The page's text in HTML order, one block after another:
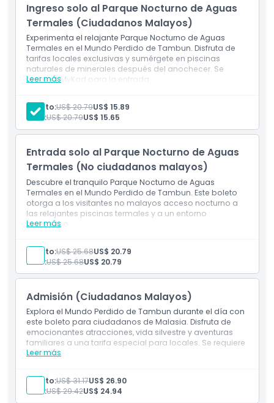
Inclusiones
Política para Niños y Adultos
Exclusiones
Horario de Apertura
Cosas a Saber
Ubicación
Cómo Canjear
Política de Cancelación
Ingreso solo al Parque Nocturno de Aguas
Termales (Ciudadanos Malayos)
Experimenta el relajante Parque Nocturno de Aguas
Termales en el Mundo Perdido de Tambun. Disfruta de
tarifas locales exclusivas y sumérgete en piscinas
naturales de minerales después del anochecer. Se
requiere MyKad para la entrada.
Leer más
1 Parque Nocturno de Aguas Termales del Mundo
Perdido (18:00-23:00, lunes-domingo). entrada(s)
Bosque Luminoso (20:00-22:00, lunes-domingo)
Zoo de Contacto (última entrada 22:00)
Adulto:US$ 20.79US$ 15.89
Niño:US$ 20.79US$ 15.65
Entrada solo al Parque Nocturno de Aguas
Termales (No ciudadanos malayos)
Descubre el tranquilo Parque Nocturno de Aguas
Termales en el Mundo Perdido de Tambun. Este boleto
otorga a los visitantes no malayos acceso nocturno a
las relajantes piscinas termales y a un entorno
pintoresco.
Leer más
Acceso nocturno a Aguas Termales en el Mundo
Perdido.
Disfruta de relajantes piscinas termales bajo las
estrellas.
Adulto:US$ 25.68US$ 20.79
Niño:US$ 25.68US$ 20.79
Admisión (Ciudadanos Malayos)
Explora el Mundo Perdido de Tambun durante el día con
este boleto para ciudadanos de Malasia. Disfruta de
emocionantes atracciones, vida silvestre y aventuras
familiares a una tarifa especial para locales. Se requiere
MyKad.
Leer más
1 entrada(s) para Lost World of Tambun
Admisión a: Parque Nocturno de Aguas Termales
Lost World (18:00-23:00)
Adulto:US$ 31.17US$ 26.90
Niño:US$ 29.42US$ 24.94